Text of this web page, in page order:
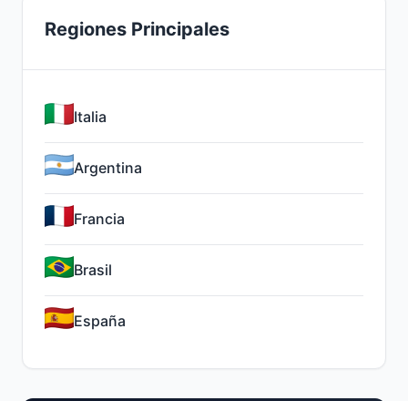
Regiones Principales
Italia
Argentina
Francia
Brasil
España